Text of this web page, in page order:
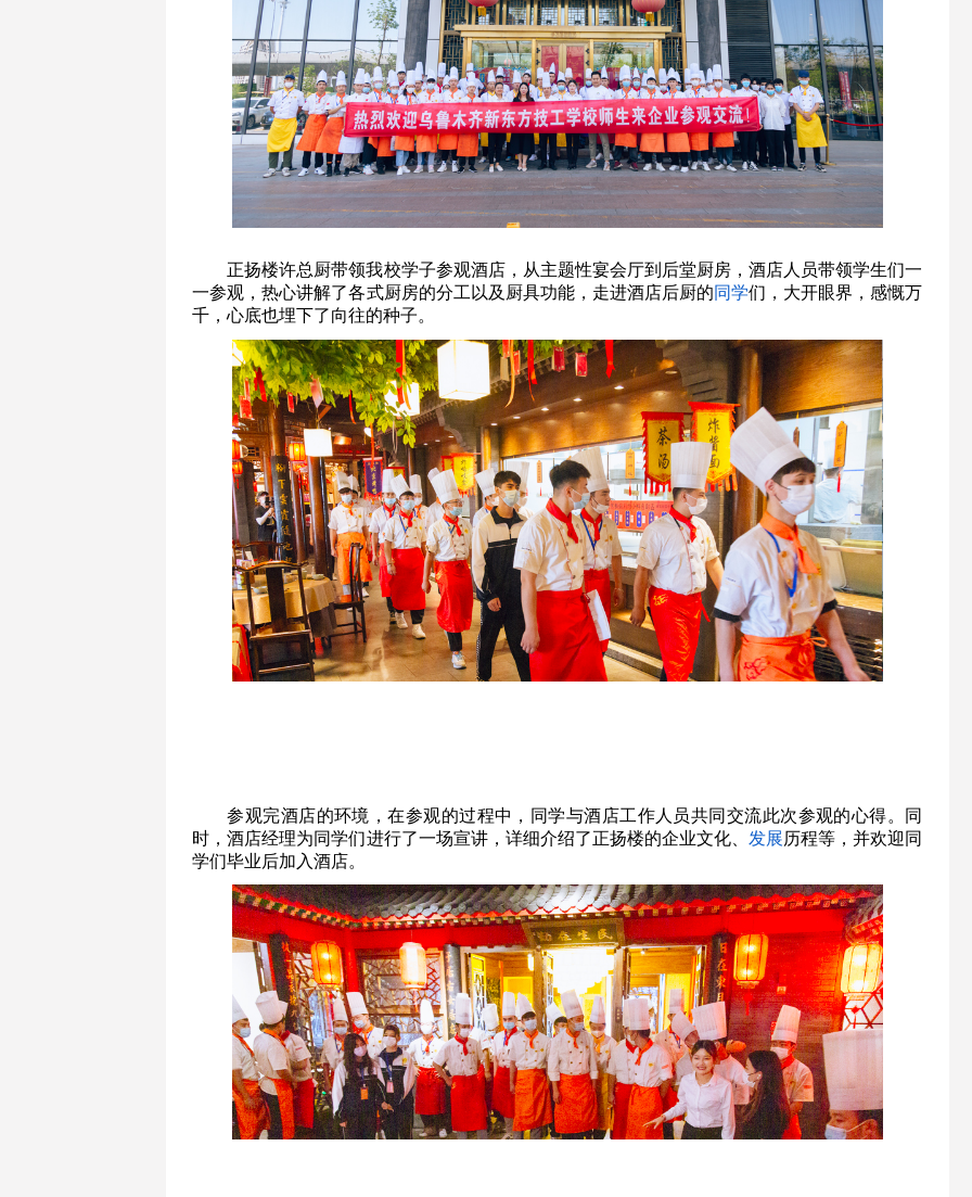
正扬楼许总厨带领我校学子参观酒店，从主题性宴会厅到 后堂厨房，酒店人员带领学生们一
一参观，热心讲解了各式厨房的分工以及厨具功能，走进酒店后厨的同学们，大开眼界，感慨万
千，心底也埋下了向往的种子。
参观完酒店的环境，在参观的过程中，同学与酒店工作人员共同交流此次参观的心得。同
时，酒店经理为同学们进行了一场宣讲，详细介绍了正扬楼的企业文化、 发展历程等，并欢迎同
学们毕业后加入酒店。